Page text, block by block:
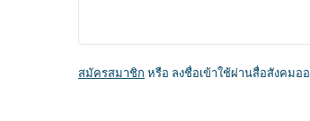
สมัครสมาชิก หรือ ลงชื่อเข้าใช้ผ่านสื่อสังคมอ